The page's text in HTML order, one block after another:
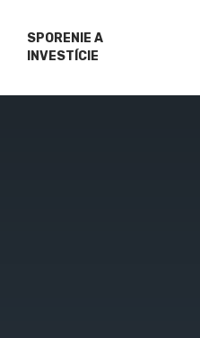
SPORENIE A
INVESTÍCIE